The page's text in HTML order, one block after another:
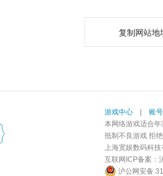
复制网站地
游戏中心 账
本网络游戏适合
抵制不良游戏 拒
上海宽娱数码科
互联网ICP备案：
沪公网安备